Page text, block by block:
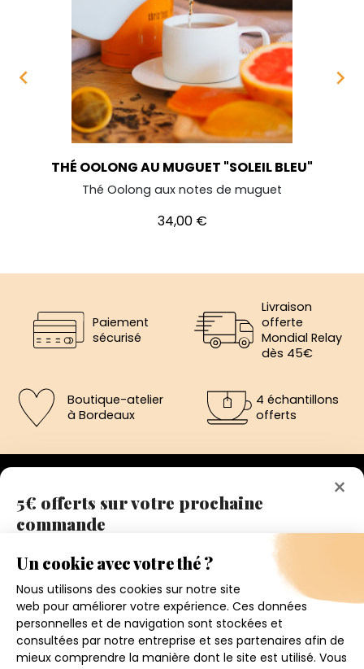

THÉ OOLONG AU MUGUET "SOLEIL BLEU"
Thé Oolong aux notes de muguet
Prix
34,00 €

Paiement
sécurisé
Livraison
offerte
Mondial Relay
dès 45€
Boutique-atelier
à Bordeaux
4 échantillons
offerts
Du lundi au vendredi de 12h à 19h
×
5€ offerts sur votre prochaine
commande
Inscrivez vous a notre newsletter et recevez
immédiatement un bon de réduction de 5€.
Votre adresse email
J'accepte de recevoir la newsletter et j'ai pris connaissance
de la politique de confidentialité.
Conditions générales de ventes
Mentions légales